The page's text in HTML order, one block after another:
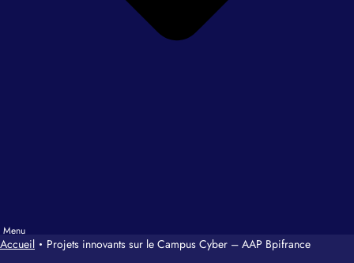
Accueil Projets innovants sur le Campus Cyber – AAP Bpifrance